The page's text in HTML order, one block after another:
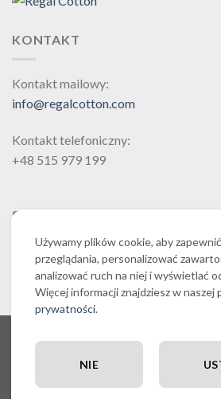
wariantów.
stronie
produktu
KONTAKT
Kontakt mailowy:
info@regalcotton.com
Kontakt telefoniczny:
+48 515 979 199
SZUKAJ
REGULAMIN SKLEPU
RĘCZNIKI EGIPSKA BAWEŁNA
ZESTAWY PROMOCYJNE
Używamy plików cookie, aby
przeglądania, personalizować
analizować ruch na niej i wyświetlać
Więcej informacji znajdziesz w naszej
prywatności.
NIE